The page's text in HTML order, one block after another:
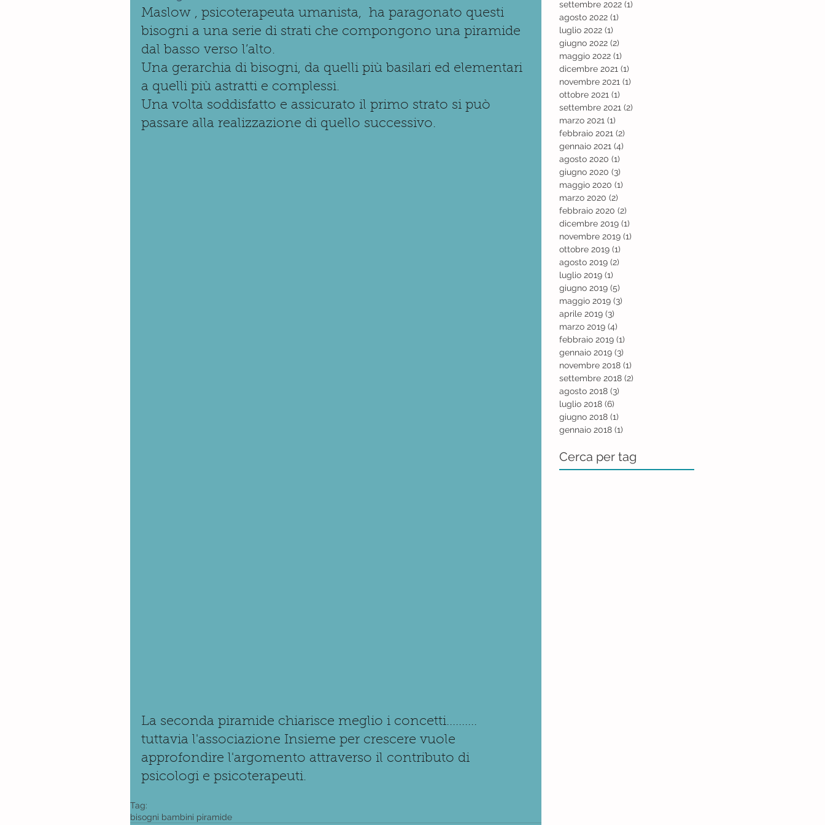
Maslow , psicoterapeuta umanista,  ha paragonato questi
bisogni a una serie di strati che compongono una piramide
dal basso verso l’alto.
Una gerarchia di bisogni, da quelli più basilari ed elementari
a quelli più astratti e complessi.
Una volta soddisfatto e assicurato il primo strato si può
passare alla realizzazione di quello successivo.
La seconda piramide chiarisce meglio i concetti..........
tuttavia l'associazione Insieme per crescere vuole
approfondire l'argomento attraverso il contributo di
psicologi e psicoterapeuti.
Tag:
bisogni bambini piramide
settembre 2022 (1)
agosto 2022 (1)
luglio 2022 (1)
giugno 2022 (2)
maggio 2022 (1)
dicembre 2021 (1)
novembre 2021 (1)
ottobre 2021 (1)
settembre 2021 (2)
marzo 2021 (1)
febbraio 2021 (2)
gennaio 2021 (4)
agosto 2020 (1)
giugno 2020 (3)
maggio 2020 (1)
marzo 2020 (2)
febbraio 2020 (2)
dicembre 2019 (1)
novembre 2019 (1)
ottobre 2019 (1)
agosto 2019 (2)
luglio 2019 (1)
giugno 2019 (5)
maggio 2019 (3)
aprile 2019 (3)
marzo 2019 (4)
febbraio 2019 (1)
gennaio 2019 (3)
novembre 2018 (1)
settembre 2018 (2)
agosto 2018 (3)
luglio 2018 (6)
giugno 2018 (1)
gennaio 2018 (1)
Cerca per tag